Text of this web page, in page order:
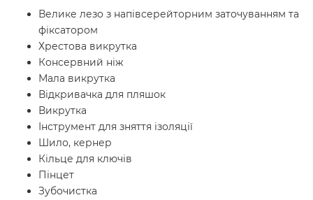
Велике лезо з напівсерейторним заточуванням та
фіксатором
Хрестова викрутка
Консервний ніж
Мала викрутка
Відкривачка для пляшок
Викрутка
Інструмент для зняття ізоляції
Шило, кернер
Кільце для ключів
Пінцет
Зубочистка